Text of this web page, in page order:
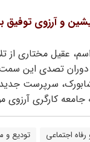
و آرزوی
عقیل مختاری
دوران تصدی این
سرپرست جدید
کارگری آرزوی
رفاه اجتماعی تودیع و